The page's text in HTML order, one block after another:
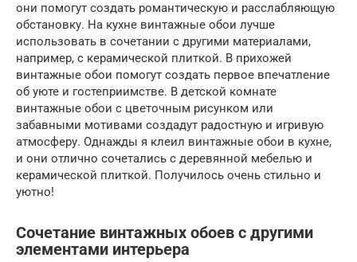
они помогут создать романтическую и расслабляющую
обстановку. На кухне винтажные обои лучше
использовать в сочетании с другими материалами,
например, с керамической плиткой. В прихожей
винтажные обои помогут создать первое впечатление
об уюте и гостеприимстве. В детской комнате
винтажные обои с цветочным рисунком или
забавными мотивами создадут радостную и игривую
атмосферу. Однажды я клеил винтажные обои в кухне,
и они отлично сочетались с деревянной мебелью и
керамической плиткой. Получилось очень стильно и
уютно!
Сочетание винтажных обоев с другими
элементами интерьера